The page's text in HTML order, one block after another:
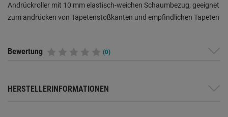
Andrückroller mit 10 mm elastisch-weichen Schaumbezug, geeignet
zum andrücken von Tapetenstoßkanten und empfindlichen Tapeten
Bewertung (0)
HERSTELLERINFORMATIONEN